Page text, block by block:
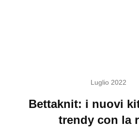
Luglio 2022
Bettaknit: i nuovi
trendy con la